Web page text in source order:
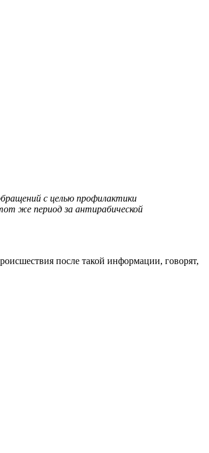
с целью профилактики
же период за антирабической
после такой информации, говорят,